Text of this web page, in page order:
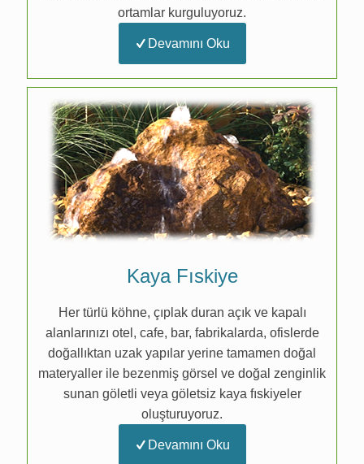
ortamlar kurguluyoruz.
Devamını Oku
Kaya Fıskiye
Her türlü köhne, çıplak duran açık ve kapalı
alanlarınızı otel, cafe, bar, fabrikalarda, ofislerde
doğallıktan uzak yapılar yerine tamamen doğal
materyaller ile bezenmiş görsel ve doğal zenginlik
sunan göletli veya göletsiz kaya fıskiyeler
oluşturuyoruz.
Devamını Oku